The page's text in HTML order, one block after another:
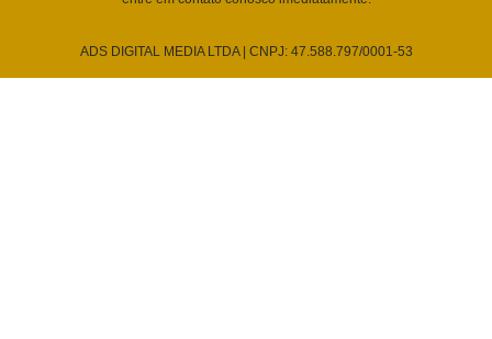
ADS DIGITAL MEDIA LTDA | CNPJ: 47.588.797/0001-53